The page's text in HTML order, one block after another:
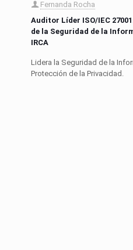
Fernanda Rocha
Auditor Líder ISO/IEC
de la Seguridad de la
IRCA
Lidera la Seguridad de la
Protección de la Privacidad.